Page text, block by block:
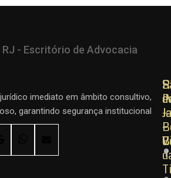
imediato em âmbito consultivo,
garantindo segurança institucional
–
–
–